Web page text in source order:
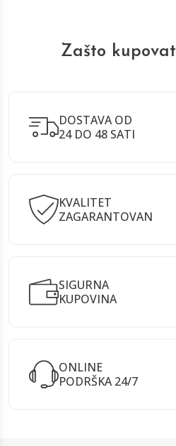
Zašto
DOSTAVA OD
24 DO 48 SATI
KVALITET
ZAGARANTOVAN
SIGURNA
KUPOVINA
ONLINE
PODRŠKA 24/7